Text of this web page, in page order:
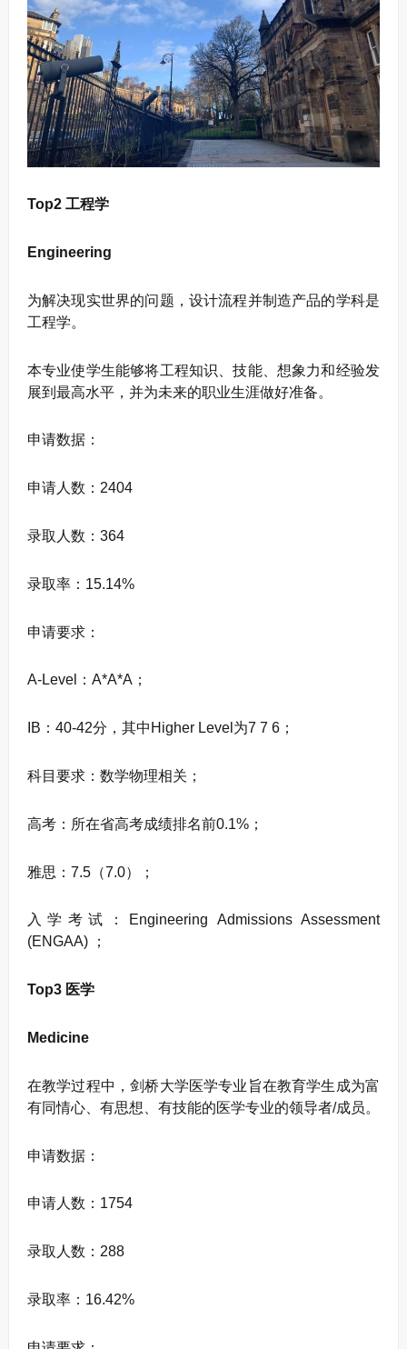
Top2 工程学
Engineering
为解决现实世界的问题，设计流程并制造产品的学科是
工程学。
本专业使学生能够将工程知识、技能、想象力和经验发
展到最高水平，并为未来的职业生涯做好准备。
申请数据：
申请人数：2404
录取人数：364
录取率：15.14%
申请要求：
A-Level：A*A*A；
IB：40-42分，其中Higher Level为7 7 6；
科目要求：数学物理相关；
高考：所在省高考成绩排名前0.1%；
雅思：7.5（7.0）；
入学考试：Engineering Admissions Assessment
(ENGAA) ；
Top3 医学
Medicine
在教学过程中，剑桥大学医学专业旨在教育学生成为富
有同情心、有思想、有技能的医学专业的领导者/成员。
申请数据：
申请人数：1754
录取人数：288
录取率：16.42%